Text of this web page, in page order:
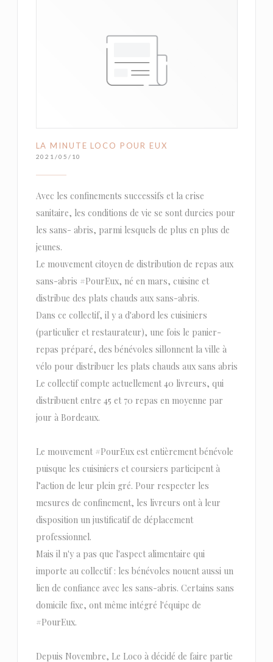
LA MINUTE LOCO POUR EUX
2021/05/10
Avec les confinements successifs et la crise
sanitaire, les conditions de vie se sont durcies pour
les sans- abris, parmi lesquels de plus en plus de
jeunes.
Le mouvement citoyen de distribution de repas aux
sans-abris #PourEux, né en mars, cuisine et
distribue des plats chauds aux sans-abris.
Dans ce collectif, il y a d'abord les cuisiniers
(particulier et restaurateur), une fois le panier-
repas préparé, des bénévoles sillonnent la ville à
vélo pour distribuer les plats chauds aux sans abris
Le collectif compte actuellement 40 livreurs, qui
distribuent entre 45 et 70 repas en moyenne par
jour à Bordeaux.
Le mouvement #PourEux est entièrement bénévole
puisque les cuisiniers et coursiers participent à
l’action de leur plein gré. Pour respecter les
mesures de confinement, les livreurs ont à leur
disposition un justificatif de déplacement
professionnel.
Mais il n'y a pas que l'aspect alimentaire qui
importe au collectif : les bénévoles nouent aussi un
lien de confiance avec les sans-abris. Certains sans
domicile fixe, ont même intégré l'équipe de
#PourEux.
Depuis Novembre, Le Loco à décidé de faire partie